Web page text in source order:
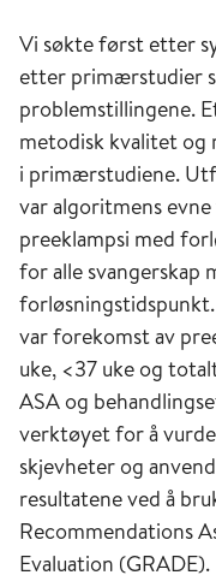
Vi søkte først etter
etter primærstudier
problemstillingene.
metodisk kvalitet og
i primærstudiene.
var algoritmens
preeklampsi med
for alle svangerskap
var forekomst av
uke, <37 uke og
ASA og
verktøyet for å
skjevheter og
resultatene ved å
Recommendations
Evaluation (GRADE).